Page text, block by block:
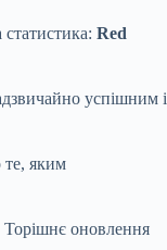
Red
успішним і
те, яким
оновлення